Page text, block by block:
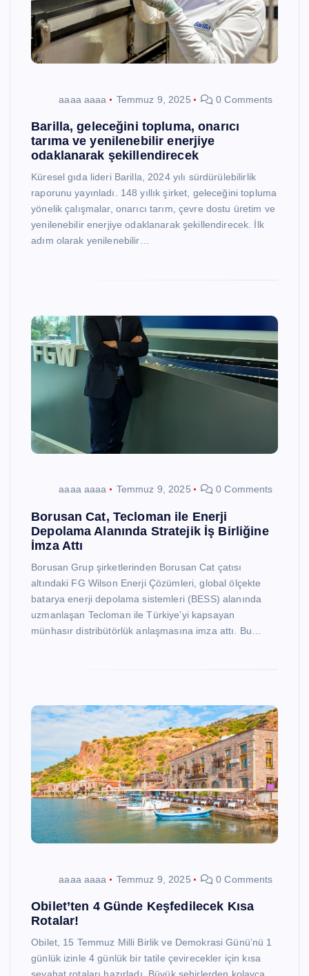
aaaa aaaa Temmuz 9, 2025 0 Comments
Barilla, geleceğini topluma, onarıcı
tarıma ve yenilenebilir enerjiye
odaklanarak şekillendirecek
Küresel gıda lideri Barilla, 2024 yılı sürdürülebilirlik
raporunu yayınladı. 148 yıllık şirket, geleceğini topluma
yönelik çalışmalar, onarıcı tarım, çevre dostu üretim ve
yenilenebilir enerjiye odaklanarak şekillendirecek. İlk
adım olarak yenilenebilir…
aaaa aaaa Temmuz 9, 2025 0 Comments
Borusan Cat, Tecloman ile Enerji
Depolama Alanında Stratejik İş Birliğine
İmza Attı
Borusan Grup şirketlerinden Borusan Cat çatısı
altındaki FG Wilson Enerji Çözümleri, global ölçekte
batarya enerji depolama sistemleri (BESS) alanında
uzmanlaşan Tecloman ile Türkiye’yi kapsayan
münhasır distribütörlük anlaşmasına imza attı. Bu…
aaaa aaaa Temmuz 9, 2025 0 Comments
Obilet’ten 4 Günde Keşfedilecek Kısa
Rotalar!
Obilet, 15 Temmuz Milli Birlik ve Demokrasi Günü’nü 1
günlük izinle 4 günlük bir tatile çevirecekler için kısa